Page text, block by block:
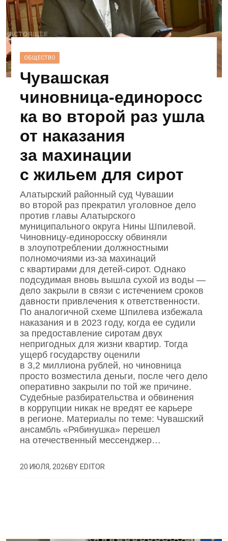
ОБЩЕСТВО
Чувашская
чиновница‑единоросс
ка во второй раз ушла
от наказания
за махинации
с жильем для сирот
Алатырский районный суд Чувашии
во второй раз прекратил уголовное дело
против главы Алатырского
муниципального округа Нины Шпилевой.
Чиновницу‑единоросску обвиняли
в злоупотреблении должностными
полномочиями из‑за махинаций
с квартирами для детей‑сирот. Однако
подсудимая вновь вышла сухой из воды —
дело закрыли в связи с истечением сроков
давности привлечения к ответственности.
По аналогичной схеме Шпилева избежала
наказания и в 2023 году, когда ее судили
за предоставление сиротам двух
непригодных для жизни квартир. Тогда
ущерб государству оценили
в 3,2 миллиона рублей, но чиновница
просто возместила деньги, после чего дело
оперативно закрыли по той же причине.
Судебные разбирательства и обвинения
в коррупции никак не вредят ее карьере
в регионе. Материалы по теме: Чувашский
ансамбль «Рябинушка» перешел
на отечественный мессенджер…
20 ИЮЛЯ, 2026BYEDITOR